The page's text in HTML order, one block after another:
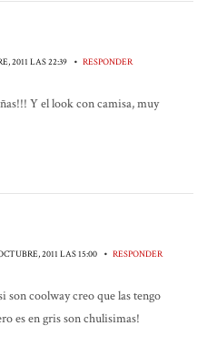
2011 LAS 22:39 • RESPONDER
Y el look con camisa, muy
2011 LAS 15:00 • RESPONDER
son coolway creo que las tengo
es en gris son chulisimas!